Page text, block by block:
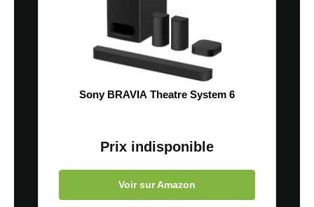
Sony BRAVIA Theatre System 6
Prix indisponible
Voir sur Amazon